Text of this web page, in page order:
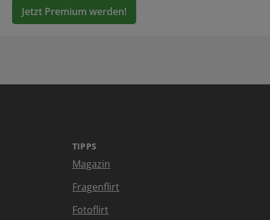
Jetzt Premium werden!
TIPPS
Magazin
Fragenflirt
Fotoflirt